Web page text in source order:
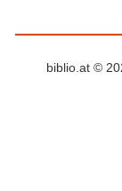
biblio.at ©